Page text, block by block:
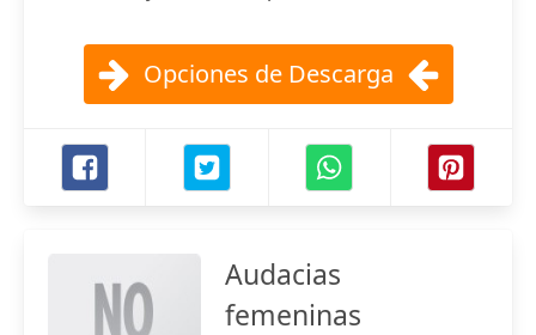
Opciones de Descarga
Audacias
femeninas